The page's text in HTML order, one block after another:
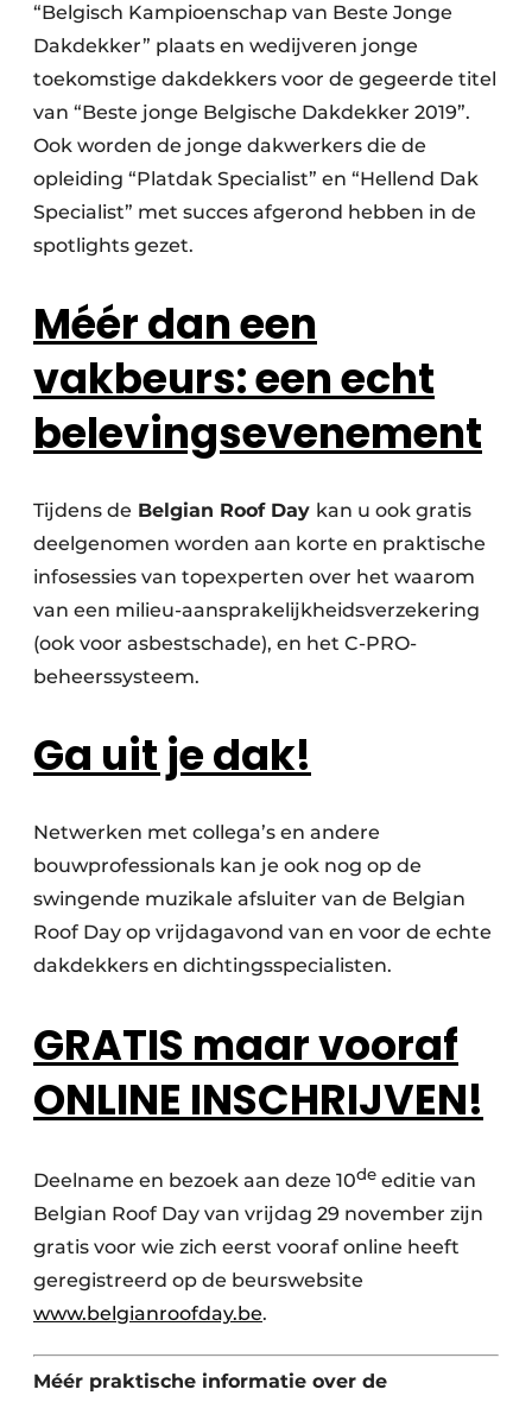
“Belgisch Kampioenschap van Beste Jonge
Dakdekker” plaats en wedijveren jonge
toekomstige dakdekkers voor de gegeerde titel
van “Beste jonge Belgische Dakdekker 2019”.
Ook worden de jonge dakwerkers die de
opleiding “Platdak Specialist” en “Hellend Dak
Specialist” met succes afgerond hebben in de
spotlights gezet.
Méér dan een
vakbeurs: een echt
belevingsevenement
Tijdens de Belgian Roof Day kan u ook gratis
deelgenomen worden aan korte en praktische
infosessies van topexperten over het waarom
van een milieu-aansprakelijkheidsverzekering
(ook voor asbestschade), en het C-PRO-
beheerssysteem.
Ga uit je dak!
Netwerken met collega’s en andere
bouwprofessionals kan je ook nog op de
swingende muzikale afsluiter van de Belgian
Roof Day op vrijdagavond van en voor de echte
dakdekkers en dichtingsspecialisten.
GRATIS maar vooraf
ONLINE INSCHRIJVEN!
Deelname en bezoek aan deze 10de editie van
Belgian Roof Day van vrijdag 29 november zijn
gratis voor wie zich eerst vooraf online heeft
geregistreerd op de beurswebsite
www.belgianroofday.be.
Méér praktische informatie over de